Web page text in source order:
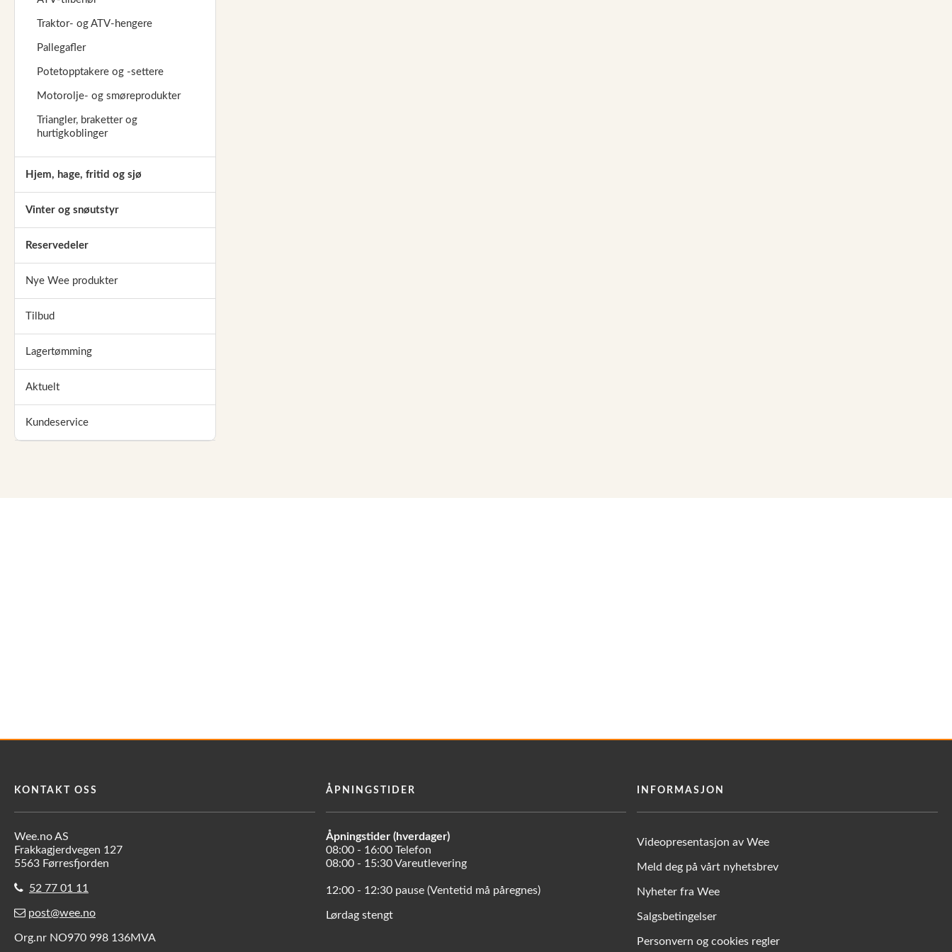
Traktor- og ATV-hengere
Pallegafler
Potetopptakere og -settere
Motorolje- og smøreprodukter
Triangler, braketter og
hurtigkoblinger
Hjem, hage, fritid og sjø
Vinter og snøutstyr
Reservedeler
Nye Wee produkter
Tilbud
Lagertømming
Aktuelt
Kundeservice
KONTAKT OSS
Wee.no AS
Frakkagjerdvegen 127
5563 Førresfjorden
52 77 01 11
post@wee.no
Org.nr NO970 998 136MVA
ÅPNINGSTIDER
Åpningstider (hverdager)
08:00 - 16:00 Telefon
08:00 - 15:30 Vareutlevering
12:00 - 12:30 pause (Ventetid må påregnes)
Lørdag stengt
INFORMASJON
Videopresentasjon av Wee
Meld deg på vårt nyhetsbrev
Nyheter fra Wee
Salgsbetingelser
Personvern og cookies regler